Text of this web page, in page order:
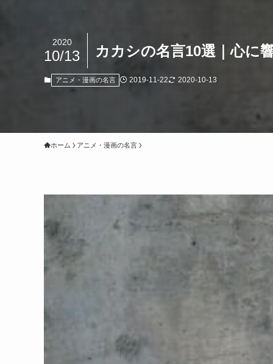
カカシの名言10選｜心に
2020
10/13
アニメ・漫画の名言 2019-11-22 2020-10-13
ホーム アニメ・漫画の名言